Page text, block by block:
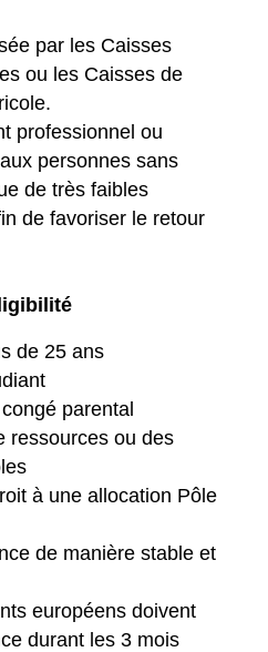
par les Caisses
ou les Caisses de
professionnel ou
personnes sans
de très faibles
de favoriser le retour
de 25 ans
parental
ressources ou des
à une allocation Pôle
de manière stable et
européens doivent
durant les 3 mois